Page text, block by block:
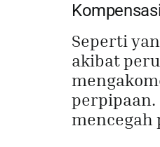
Seperti
akibat
mencegah